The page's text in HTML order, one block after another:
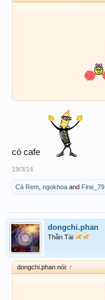
có cafe
19/3/14
Cà Rem ngokhoa and Fine_79
dongchi.phan
Thần Tài
dongchi.phan nói: ↑